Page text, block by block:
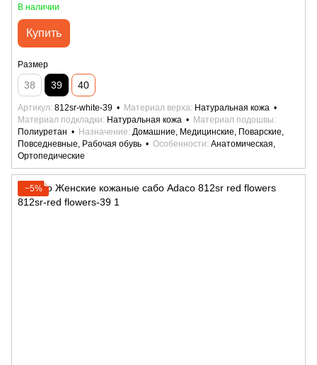
В наличии
Купить
Размер
38 39 40
Артикул 812sr-white-39 Материал верха Натуральная кожа
Материал подкладки
Натуральная кожа
Материал подошвы
Полиуретан
Назначение Домашние, Медицинские, Поварские,
Повседневные, Рабочая обувь
Особенности Анатомическая,
Ортопедические
−5%